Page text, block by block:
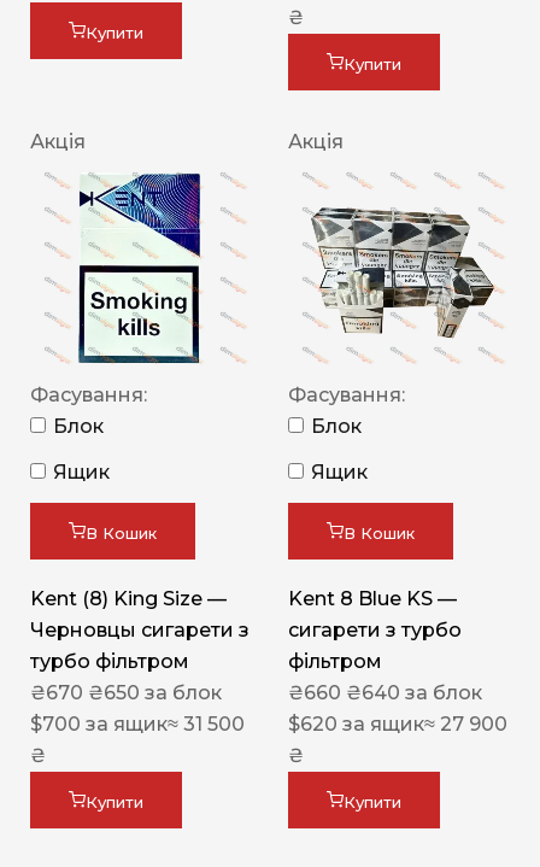
Купити
₴
Купити
Акція
Фасування:
Блок
Ящик
В Кошик
Kent (8) King Size —
Черновцы сигарети з
турбо фільтром
₴670 ₴650 за блок
$700 за ящик≈ 31 500
₴
Купити
Акція
Фасування:
Блок
Ящик
В Кошик
Kent 8 Blue KS —
сигарети з турбо
фільтром
₴660 ₴640 за блок
$620 за ящик≈ 27 900
₴
Купити